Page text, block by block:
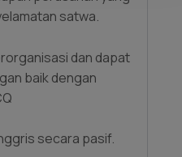
satwa.
dan dapat
baik dengan
secara pasif.